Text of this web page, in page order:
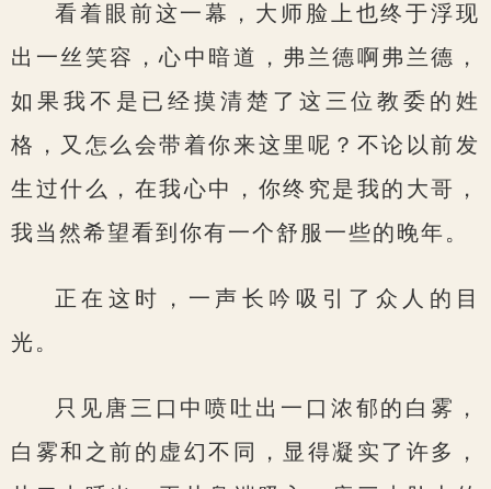
看着眼前这一幕，大师脸上也终于浮现
出一丝笑容，心中暗道，弗兰德啊弗兰德，
如果我不是已经摸清楚了这三位教委的姓
格，又怎么会带着你来这里呢？不论以前发
生过什么，在我心中，你终究是我的大哥，
我当然希望看到你有一个舒服一些的晚年。
正在这时，一声长吟吸引了众人的目
光。
只见唐三口中喷吐出一口浓郁的白雾，
白雾和之前的虚幻不同，显得凝实了许多，